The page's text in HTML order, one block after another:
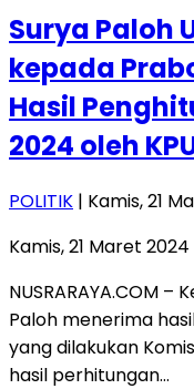
Surya Paloh
kepada
Hasil
2024 oleh
POLITIK | Kamis, 21
Kamis, 21 Maret
NUSRARAYA.COM
Paloh menerima
yang dilakukan
hasil perhitungan…